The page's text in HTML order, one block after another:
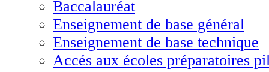
Baccalauréat
Enseignement de base général
Enseignement de base technique
Accés aux écoles préparatoires